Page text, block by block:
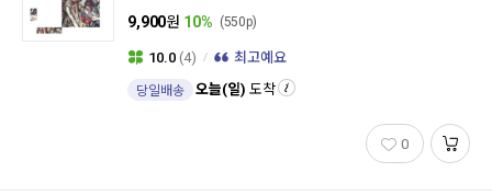
9,900원 10% (550p)
10.0 (4) 최고예요
당일배송 오늘(일) 도착
0